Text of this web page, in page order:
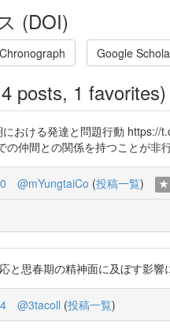
(DOI)
Google
posts, 1 favorites)
おける発達と問題行動
の仲間との関係を持つことが非
@mYungtaiCo (投稿一覧)
と思春期の精神面に及ぼす影
@3tacoll (投稿一覧)